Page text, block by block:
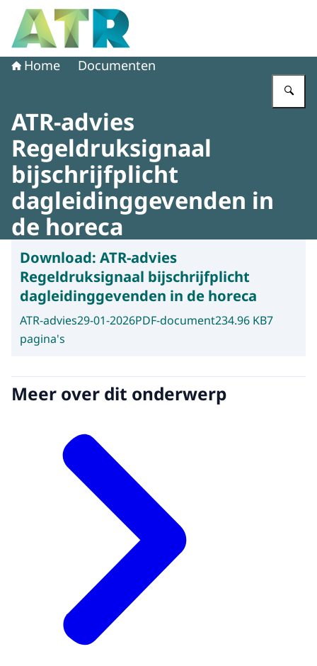
Naar de homepage van Adviescollege toetsing regeldruk
Home Documenten
ATR-advies
Regeldruksignaal
bijschrijfplicht
dagleidinggevenden in
de horeca
Download: ATR-advies
Regeldruksignaal bijschrijfplicht
dagleidinggevenden in de horeca
ATR-advies29-01-2026PDF-document234.96 KB7
pagina's
Meer over dit onderwerp